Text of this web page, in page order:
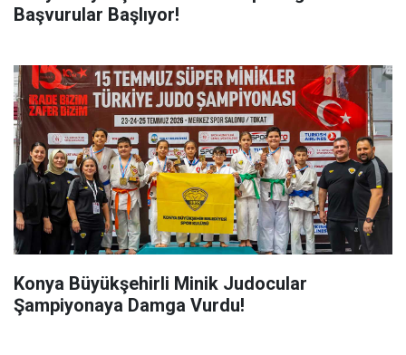
Başvurular Başlıyor!
Konya Büyükşehirli Minik Judocular
Şampiyonaya Damga Vurdu!